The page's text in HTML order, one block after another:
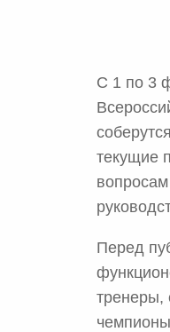
С 1 по 3
текущие
Перед
тренеры,